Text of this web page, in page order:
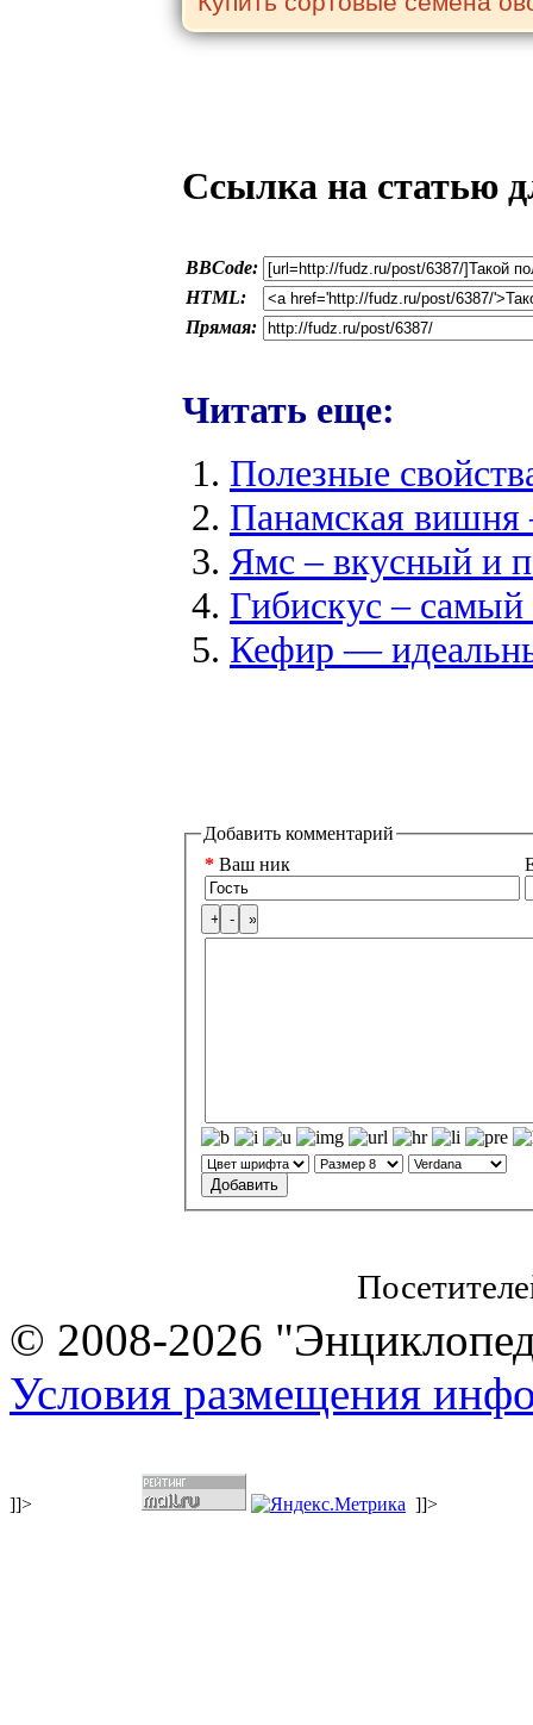
Ссылка на статью
BBCode:
HTML:
Прямая:
Читать еще:
Полезные
Панамская вишня
Ямс – вкусный и
Гибискус –
Кефир —
Добавить комментарий
* Ваш ник
© 2008-2026
Условия размещения
]]> ]]>